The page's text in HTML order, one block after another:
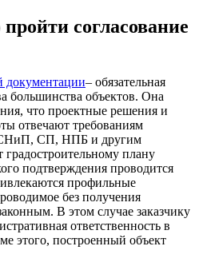
согласование
документации– обязательная
большинства объектов. Она
что проектные решения и
отвечают требованиям
СП, НПБ и другим
градостроительному плану
подтверждения проводится
профильные
без получения
В этом случае заказчику
ответственность в
этого, построенный объект